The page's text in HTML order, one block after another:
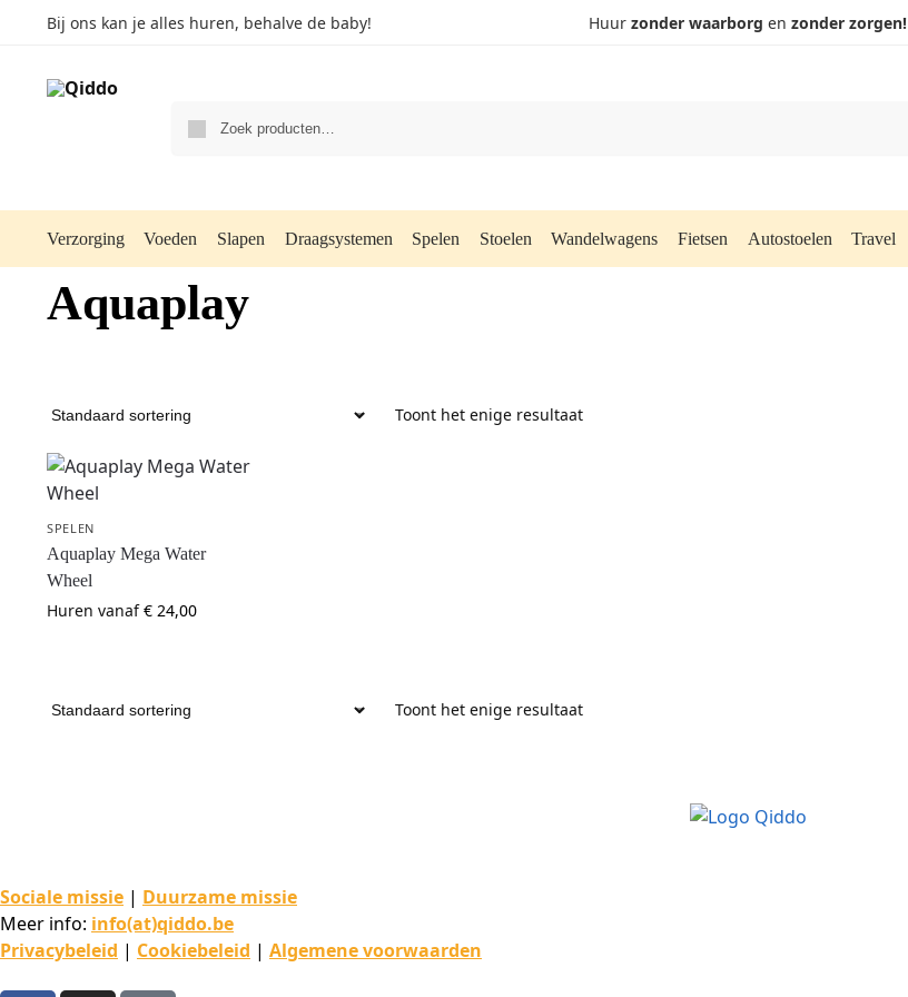
Bij ons kan je alles huren, behalve de baby! Huur zonder waarborg en zonder zorgen!
Verzorging Voeden Slapen Draagsystemen Spelen Stoelen Wandelwagens Fietsen Autostoelen Travel
Aquaplay
Toont het enige resultaat
SPELEN
Aquaplay Mega Water
Wheel
Huren vanaf€24,00
Toont het enige resultaat
Sociale missie | Duurzame missie
Meer info: info(at)qiddo.be
Privacybeleid | Cookiebeleid | Algemene voorwaarden